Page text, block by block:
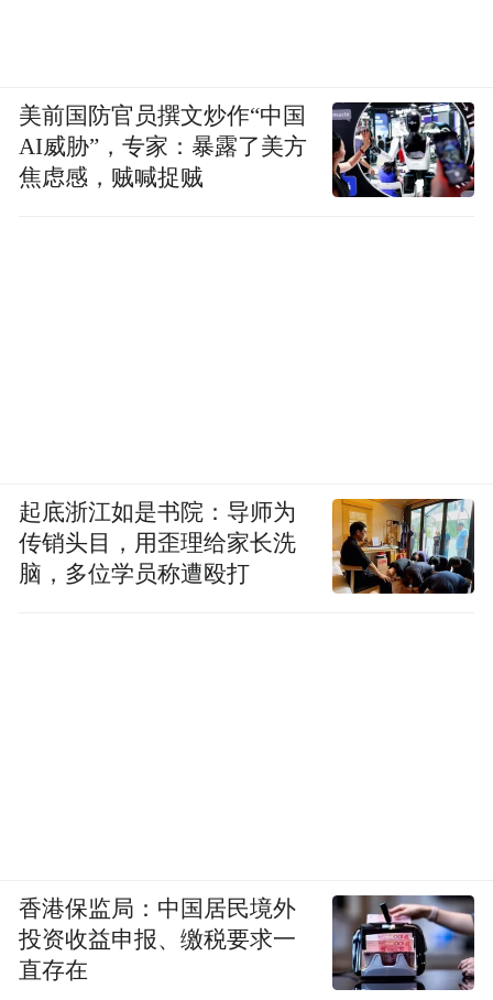
美前国防官员撰文炒作“中国
AI威胁”，专家：暴露了美方
焦虑感，贼喊捉贼
起底浙江如是书院：导师为
传销头目，用歪理给家长洗
脑，多位学员称遭殴打
香港保监局：中国居民境外
投资收益申报、缴税要求一
直存在